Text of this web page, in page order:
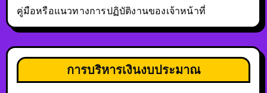
คู่มือหรือแนวทางการปฏิบัติงานของเจ้าหน้าที่
การบริหารเงินงบประมาณ